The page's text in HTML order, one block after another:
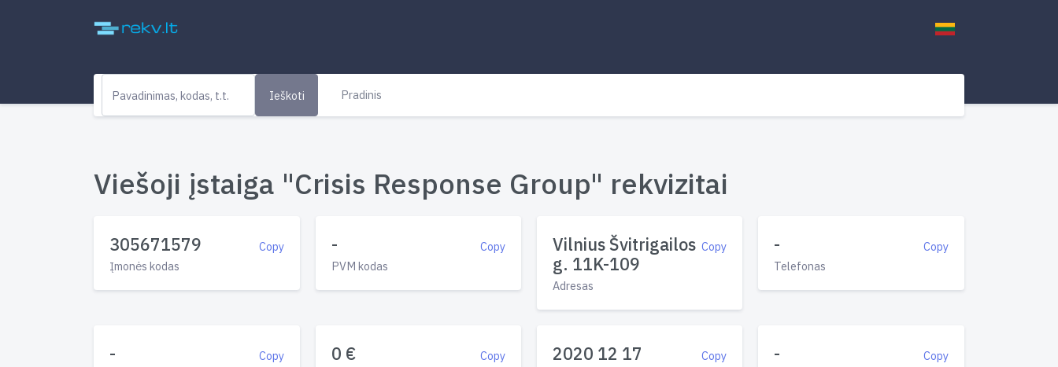
Ieškoti Pradinis
Viešoji įstaiga "Crisis Response Group" rekvizitai
Copy
305671579
Įmonės kodas
Copy
-
PVM kodas
Copy
Vilnius Švitrigailos
g. 11K-109
Adresas
Copy
-
Telefonas
Copy
- Copy
0 € Copy
2020 12 17 Copy
-